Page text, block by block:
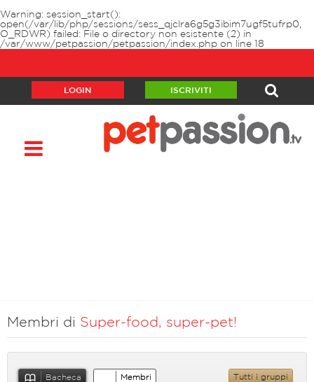
Warning: session_start():
open(/var/lib/php/sessions/sess_qjclra6g5g3ibim7ugf5tufrp0,
O_RDWR) failed: File o directory non esistente (2) in
/var/www/petpassion/petpassion/index.php on line 18
LOGIN ISCRIVITI
Membri di Super-food, super-pet!
Tutti i gruppi
Bacheca Membri